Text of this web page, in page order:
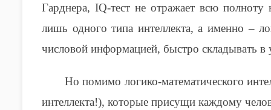
Гарднера,IQ-тест не отражает всю полноту
лишь одного типа интеллекта, а именно –
числовой информацией, быстро складывать
Но помимо логико-математического
интеллекта!), которые присущи каждому